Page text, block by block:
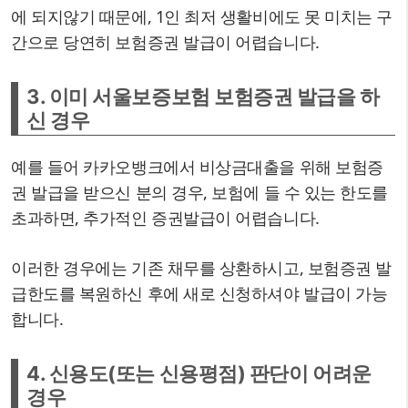
에 되지않기 때문에, 1인 최저 생활비에도 못 미치는 구
간으로 당연히 보험증권 발급이 어렵습니다.
3. 이미 서울보증보험 보험증권 발급을 하
신 경우
예를 들어 카카오뱅크에서 비상금대출을 위해 보험증
권 발급을 받으신 분의 경우, 보험에 들 수 있는 한도를
초과하면, 추가적인 증권발급이 어렵습니다.
이러한 경우에는 기존 채무를 상환하시고, 보험증권 발
급한도를 복원하신 후에 새로 신청하셔야 발급이 가능
합니다.
4. 신용도(또는 신용평점) 판단이 어려운
경우